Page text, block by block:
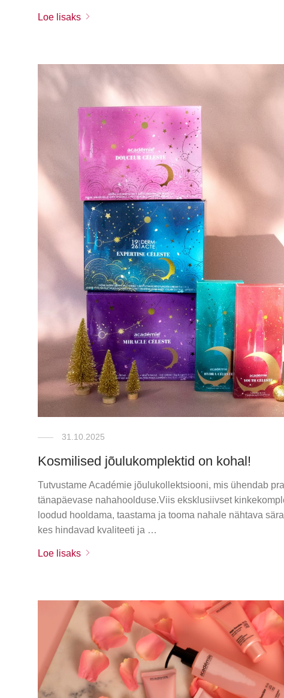
Loe lisaks
31.10.2025
Kosmilised jõulukomplektid on kohal!
Tutvustame Académie jõulukollektsiooni, mis ühendab
tänapäevase nahahoolduse.Viis eksklusiivset
loodud hooldama, taastama ja tooma nahale nähtava
kes hindavad kvaliteeti ja …
Loe lisaks